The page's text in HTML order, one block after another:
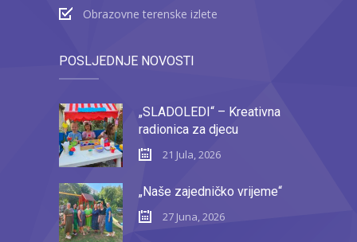
Obrazovne terenske izlete
POSLJEDNJE NOVOSTI
„SLADOLEDI“ – Kreativna
radionica za djecu
21 Jula, 2026
„Naše zajedničko vrijeme“
27 Juna, 2026